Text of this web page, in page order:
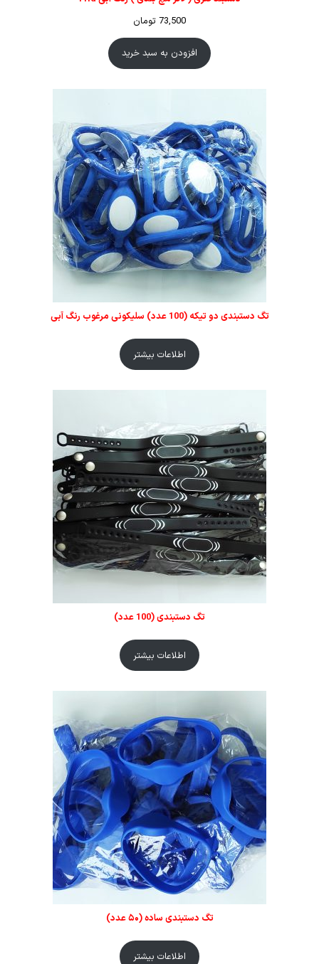
73,500 تومان
افزودن به سبد خرید
تگ دستبندی دو تیکه (100 عدد) سلیکونی مرغوب رنگ آبی
اطلاعات بیشتر
تگ دستبندی (100 عدد)
اطلاعات بیشتر
تگ دستبندی ساده (۵۰ عدد)
اطلاعات بیشتر